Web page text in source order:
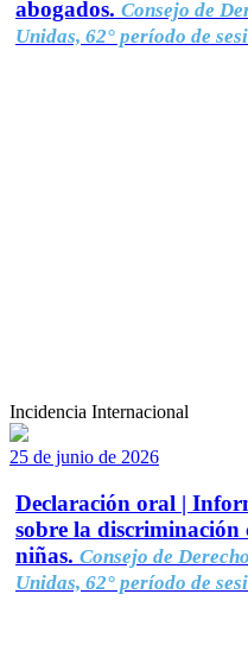
abogados. Consejo de
Unidas, 62° período de
Incidencia Internacional
25 de junio de 2026
Declaración oral |
sobre la discriminación
niñas. Consejo de
Unidas, 62° período de